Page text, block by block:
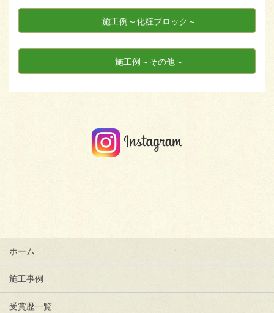
施工例～化粧ブロック～
施工例～その他～
ホーム
施工事例
受賞歴一覧